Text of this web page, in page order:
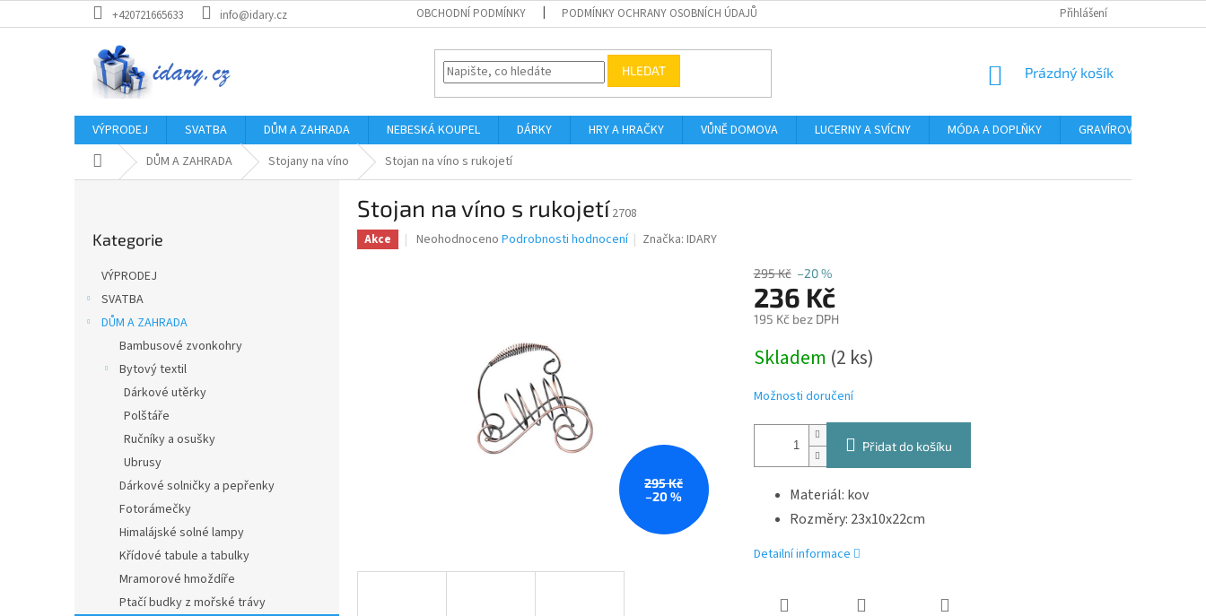
na
+420721665633 info@idary.cz OBCHODNÍ PODMÍNKY PODMÍNKY OCHRANY OSOBNÍCH ÚDAJŮ Přihlášení
HLEDAT
NÁKUPNÍ
Prázdný košík
VÝPRODEJ SVATBA DŮM A ZAHRADA NEBESKÁ KOUPEL DÁRKY HRY A HRAČKY VŮNĚ DOMOVA LUCERNY A SVÍCNY MÓDA A DOPLŇKY GRAVÍROVÁNÍ
Domů DŮM A ZAHRADA Stojany na víno Stojan na víno s rukojetí
kategorie
Kategorie
VÝPRODEJ
SVATBA
DŮM A ZAHRADA
Bambusové zvonkohry
Bytový textil
Dárkové utěrky
Polštáře
Ručníky a osušky
Ubrusy
Dárkové solničky a pepřenky
Fotorámečky
Himalájské solné lampy
Křídové tabule a tabulky
Mramorové hmoždíře
Ptačí budky z mořské trávy
Stojan na víno s rukojetí 2708
Akce
Průměrné
Neohodnoceno Podrobnosti hodnocení Značka:IDARY
295 Kč
–20 %
295 Kč –20 %
236 Kč
195 Kč bez DPH
cena:
Skladem (2 ks)
Možnosti doručení
Přidat do košíku
Materiál: kov
Rozměry: 23x10x22cm
Detailní informace